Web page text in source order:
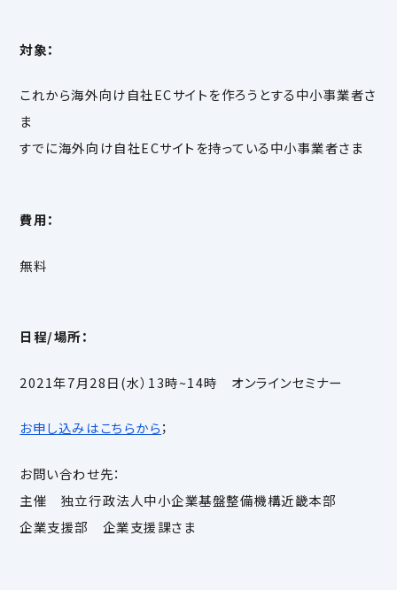
対象：
これから海外向け自社ECサイトを作ろうとする中小事業者さ
ま
すでに海外向け自社ECサイトを持っている中小事業者さま
費用：
無料
日程/場所：
2021年7月28日(水）13時~14時 オンラインセミナー
お申し込みはこちらから；
お問い合わせ先：
主催 独立行政法人中小企業基盤整備機構近畿本部
企業支援部 企業支援課さま